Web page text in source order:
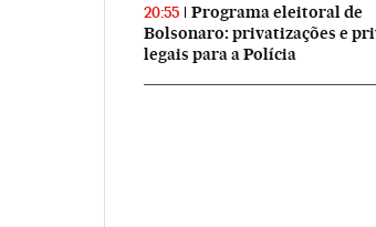
20:55
Programa eleitoral de
Bolsonaro: privatizações e
legais para a Polícia